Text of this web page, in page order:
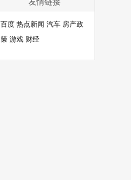
友情链接
百度 热点新闻 汽车 房产政
策 游戏 财经